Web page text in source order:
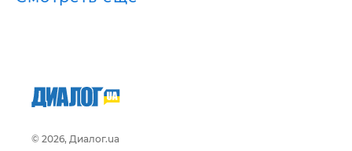
© 2026, Диалог.ua